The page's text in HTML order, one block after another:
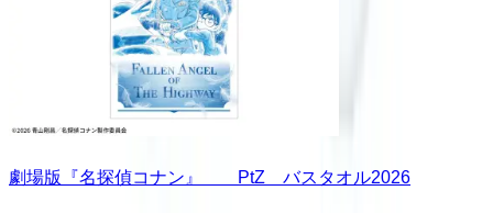
劇場版『名探偵コナン』 PtZ バスタオル2026